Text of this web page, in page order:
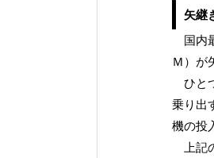
矢継
国内
Ｍ）が
ひと
乗り出
機の投
上記